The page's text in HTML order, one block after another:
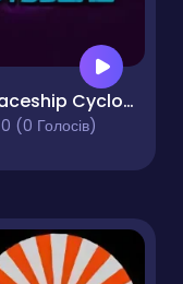
Spaceship Cyclone
0 (0 Голосів)